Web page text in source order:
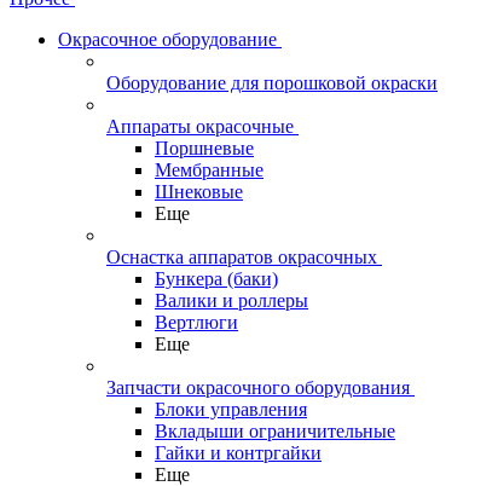
Окрасочное оборудование
Оборудование для порошковой окраски
Аппараты окрасочные
Поршневые
Мембранные
Шнековые
Еще
Оснастка аппаратов окрасочных
Бункера (баки)
Валики и роллеры
Вертлюги
Еще
Запчасти окрасочного оборудования
Блоки управления
Вкладыши ограничительные
Гайки и контргайки
Еще